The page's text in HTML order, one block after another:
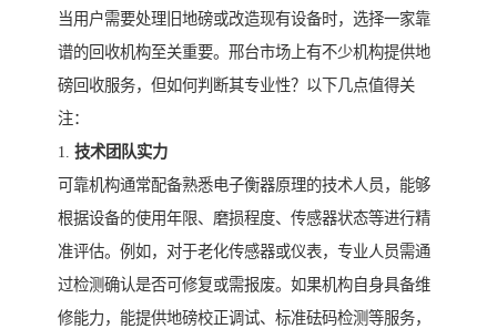
当用户需要处理旧地磅或改造现有设备时，选择一家靠
谱的回收机构至关重要。邢台市场上有不少机构提供地
磅回收服务，但如何判断其专业性？以下几点值得关
注：
1. 技术团队实力
可靠机构通常配备熟悉电子衡器原理的技术人员，能够
根据设备的使用年限、磨损程度、传感器状态等进行精
准评估。例如，对于老化传感器或仪表，专业人员需通
过检测确认是否可修复或需报废。如果机构自身具备维
修能力，能提供地磅校正调试、标准砝码检测等服务，